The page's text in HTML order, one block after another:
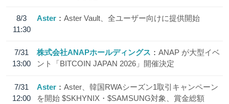
8/3
11:30
Aster Aster Vault、全ユーザー向けに提供開始
7/31
13:00
株式会社ANAPホールディングス
ANAP が大型イベ
ント「BITCOIN JAPAN 2026」開催決定
7/31
12:00
Aster
Aster、韓国RWAシーズン1取引キャンペーン
を開始 $SKHYNIX・$SAMSUNG対象、賞金総額